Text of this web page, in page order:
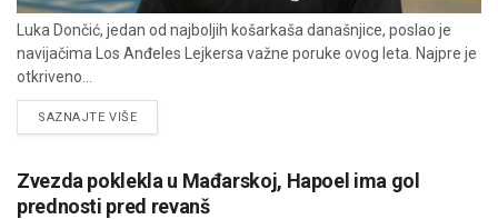
Luka Dončić, jedan od najboljih košarkaša današnjice, poslao je
navijačima Los Anđeles Lejkersa važne poruke ovog leta. Najpre je
otkriveno...
SAZNAJTE VIŠEDETAILS
Zvezda poklekla u Mađarskoj, Hapoel ima gol
prednosti pred revanš